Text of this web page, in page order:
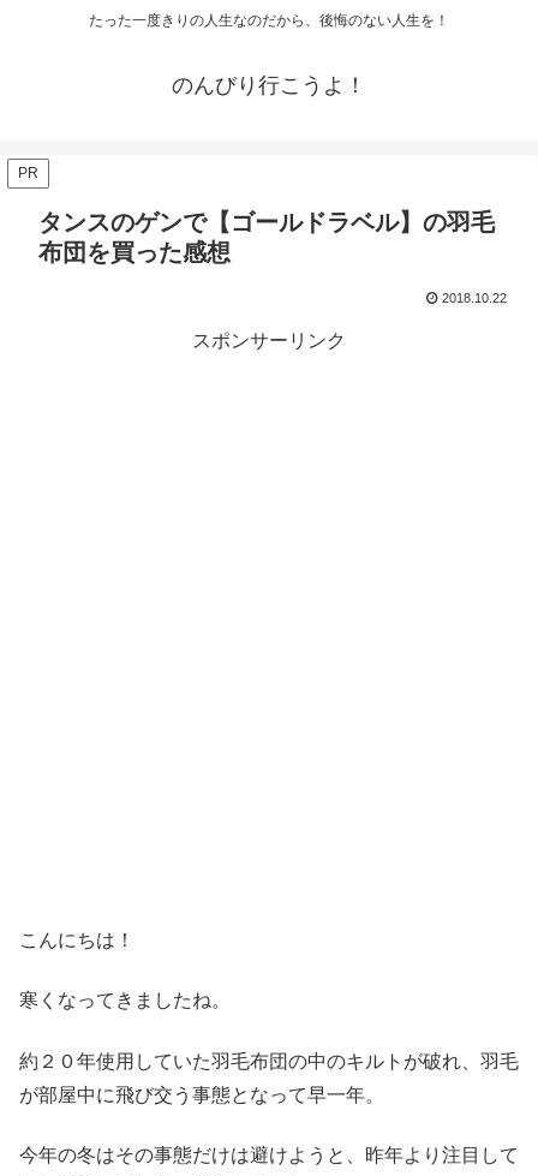
たった一度きりの人生なのだから、後悔のない人生を！
のんびり行こうよ！
PR
タンスのゲンで【ゴールドラベル】の羽毛
布団を買った感想
2018.10.22
スポンサーリンク
こんにちは！
寒くなってきましたね。
約２０年使用していた羽毛布団の中のキルトが破れ、羽毛
が部屋中に飛び交う事態となって早一年。
今年の冬はその事態だけは避けようと、昨年より注目して